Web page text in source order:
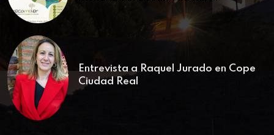
Entrevista a Raquel Jurado en Cope
Ciudad Real